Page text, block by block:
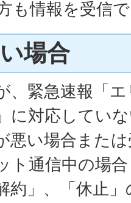
も情報を受信
場合
、緊急速報「
に対応してい
悪い場合また
ト通信中の場合
約」、「休止